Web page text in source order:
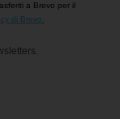
a Brevo per il
di Brevo.